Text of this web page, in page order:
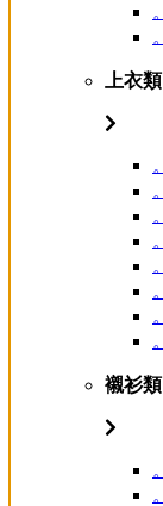
上衣類
襯衫類